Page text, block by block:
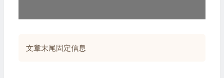
文章末尾固定信息